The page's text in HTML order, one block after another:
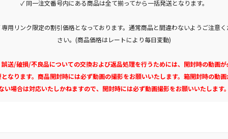
✓ 同一注文番号内にある商品は全て揃ってから一括発送となります。
用リンク限定の割引価格となっております。通常商品と間違わないようご注意く
さい。(商品価格はレートにより毎日変動)
送/破損/不良品についての交換および返品処理を行うためには、開封時の動画が
となります。商品開封時には必ず動画の撮影をお願いいたします。箱開封時の動画
い場合は対応いたしかねますので、開封時には必ず動画撮影をお願いいたします